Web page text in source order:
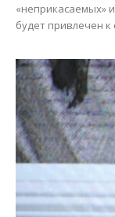
«неприкасаемых»
будет привлечен к